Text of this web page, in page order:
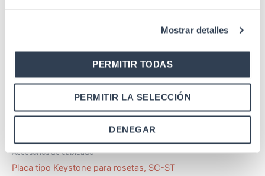
Mostrar detalles
PERMITIR TODAS
PERMITIR LA SELECCIÓN
DENEGAR
Productos relacionados
Accesorios de cableado
Placa tipo Keystone para rosetas, SC-ST